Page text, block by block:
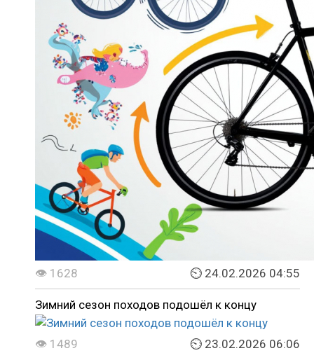
👁 1628 ⏲ 24.02.2026 04:55
Зимний сезон походов подошёл к концу
👁 1489 ⏲ 23.02.2026 06:06